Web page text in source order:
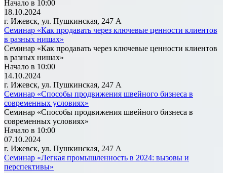
Начало в 10:00
18.10.2024
г. Ижевск, ул. Пушкинская, 247 А
Семинар «Как продавать через ключевые ценности клиентов
в разных нишах»
Семинар «Как продавать через ключевые ценности клиентов
в разных нишах»
Начало в 10:00
14.10.2024
г. Ижевск, ул. Пушкинская, 247 А
Семинар «Способы продвижения швейного бизнеса в
современных условиях»
Семинар «Способы продвижения швейного бизнеса в
современных условиях»
Начало в 10:00
07.10.2024
г. Ижевск, ул. Пушкинская, 247 А
Семинар «Легкая промышленность в 2024: вызовы и
перспективы»